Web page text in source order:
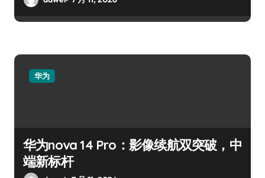
华为
华为nova 14 Pro：影像续航双突破，中
端新标杆